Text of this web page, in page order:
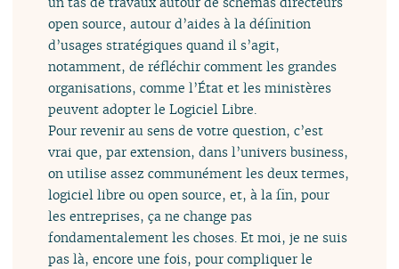
open source, autour d’aides à la définition
d’usages stratégiques quand il s’agit,
notamment, de réfléchir comment les grandes
organisations, comme l’État et les ministères
peuvent adopter le Logiciel Libre.
Pour revenir au sens de votre question, c’est
vrai que, par extension, dans l’univers business,
on utilise assez communément les deux termes,
logiciel libre ou open source, et, à la fin, pour
les entreprises, ça ne change pas
fondamentalement les choses. Et moi, je ne suis
pas là, encore une fois, pour compliquer le